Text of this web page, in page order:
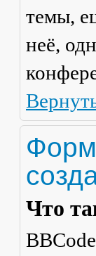
темы,
неё,
Что